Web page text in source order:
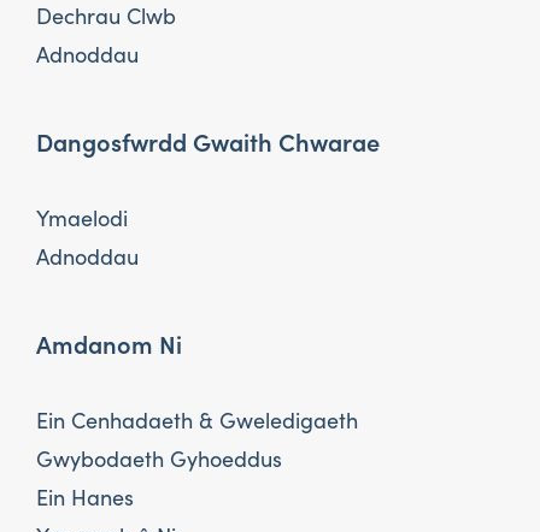
Dechrau Clwb
Adnoddau
Dangosfwrdd Gwaith Chwarae
Ymaelodi
Adnoddau
Amdanom Ni
Ein Cenhadaeth & Gweledigaeth
Gwybodaeth Gyhoeddus
Ein Hanes